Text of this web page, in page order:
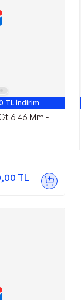
TL İndirim
7. Ürün
6 46 Mm -
TL